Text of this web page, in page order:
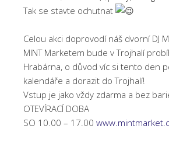
Tak se stavte ochutnat
Celou akci doprovodí náš dvorní DJ
MINT Marketem bude v Trojhalí
Hrabárna, o důvod víc si tento den
kalendáře a dorazit do Trojhalí!
Vstup je jako vždy zdarma a bez
OTEVÍRACÍ DOBA
SO 10.00 – 17.00